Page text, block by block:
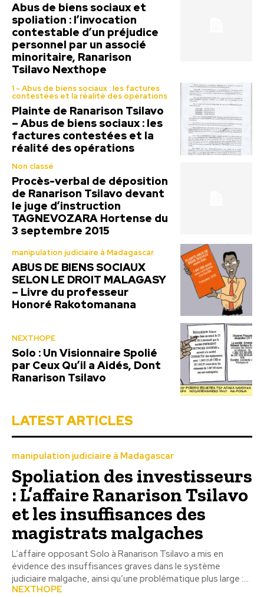
Abus de biens sociaux et
spoliation : l’invocation
contestable d’un préjudice
personnel par un associé
minoritaire, Ranarison
Tsilavo Nexthope
1 - Abus de biens sociaux : les factures
contestées et la réalité des opérations
Plainte de Ranarison Tsilavo
– Abus de biens sociaux : les
factures contestées et la
réalité des opérations
Non classé
Procès-verbal de déposition
de Ranarison Tsilavo devant
le juge d’instruction
TAGNEVOZARA Hortense du
3 septembre 2015
manipulation judiciaire à Madagascar
ABUS DE BIENS SOCIAUX
SELON LE DROIT MALAGASY
– Livre du professeur
Honoré Rakotomanana
NEXTHOPE
Solo : Un Visionnaire Spolié
par Ceux Qu’il a Aidés, Dont
Ranarison Tsilavo
LATEST ARTICLES
manipulation judiciaire à Madagascar
Spoliation des investisseurs
: L’affaire Ranarison Tsilavo
et les insuffisances des
magistrats malgaches
L’affaire opposant Solo à Ranarison Tsilavo a mis en
évidence des insuffisances graves dans le système
judiciaire malgache, ainsi qu’une problématique plus large :...
NEXTHOPE